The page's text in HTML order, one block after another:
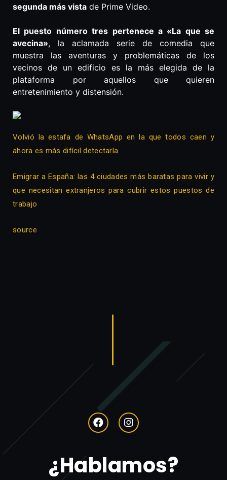
segunda más vista de Prime Video.
El puesto número tres pertenece a «La que se
avecina», la aclamada serie de comedia que
muestra las aventuras y problemáticas de los
vecinos de un edificio es la más elegida de la
plataforma por aquellos que quieren
entretenimiento y distensión.
Volvió la estafa de WhatsApp en la que todos caen y
ahora es más difícil detectarla
Emigrar a España: las 4 ciudades más baratas para vivir y
que necesitan extranjeros para cubrir estos puestos de
trabajo
source
¿Hablamos?